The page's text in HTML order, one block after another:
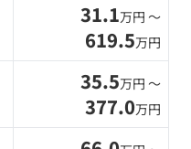
31.1万円 〜
619.5万円
35.5万円 〜
377.0万円